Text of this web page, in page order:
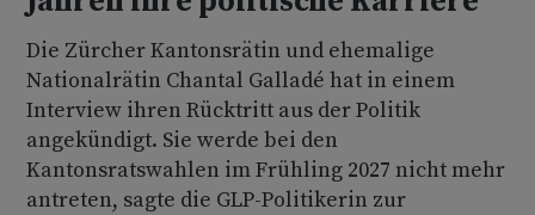
Die Zürcher Kantonsrätin und ehemalige
Nationalrätin Chantal Galladé hat in einem
Interview ihren Rücktritt aus der Politik
angekündigt. Sie werde bei den
Kantonsratswahlen im Frühling 2027 nicht mehr
antreten, sagte die GLP-Politikerin zur